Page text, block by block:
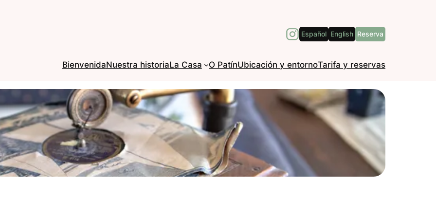
Español English Reserva
BienvenidaNuestra historiaLa Casa O PatínUbicación y entornoTarifa y reservas